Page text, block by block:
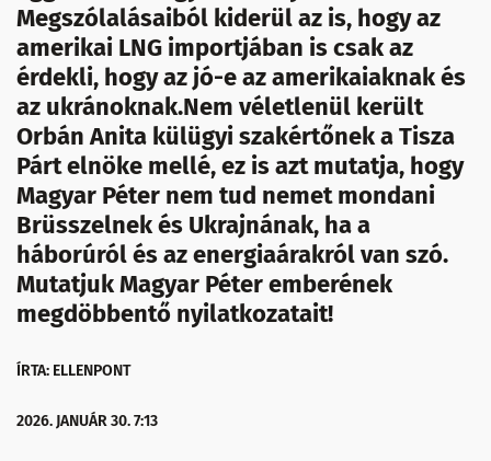
Megszólalásaiból kiderül az is, hogy az
amerikai LNG importjában is csak az
érdekli, hogy az jó-e az amerikaiaknak és
az ukránoknak.Nem véletlenül került
Orbán Anita külügyi szakértőnek a Tisza
Párt elnöke mellé, ez is azt mutatja, hogy
Magyar Péter nem tud nemet mondani
Brüsszelnek és Ukrajnának, ha a
háborúról és az energiaárakról van szó.
Mutatjuk Magyar Péter emberének
megdöbbentő nyilatkozatait!
ÍRTA: ELLENPONT
2026. JANUÁR 30. 7:13